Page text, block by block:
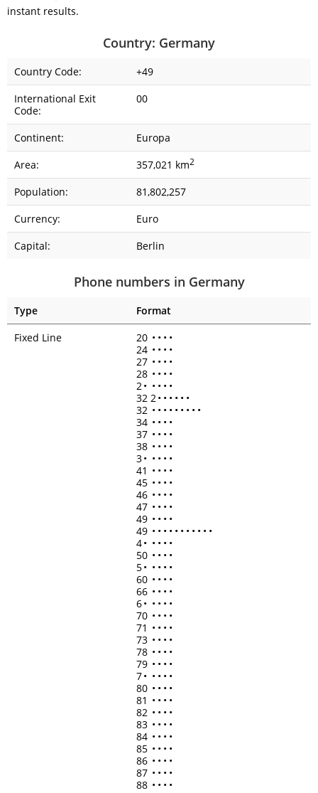
instant results.
Country: Germany
Country Code:
+49
International Exit
Code:
00
Continent:
Europa
Area:
357,021 km2
Population:
81,802,257
Currency:
Euro
Capital:
Berlin
Phone numbers in Germany
Type
Format
Fixed Line
20 • • • •
24 • • • •
27 • • • •
28 • • • •
2• • • • •
32 2• • • • • •
32 • • • • • • • • •
34 • • • •
37 • • • •
38 • • • •
3• • • • •
41 • • • •
45 • • • •
46 • • • •
47 • • • •
49 • • • •
49 • • • • • • • • • • •
4• • • • •
50 • • • •
5• • • • •
60 • • • •
66 • • • •
6• • • • •
70 • • • •
71 • • • •
73 • • • •
78 • • • •
79 • • • •
7• • • • •
80 • • • •
81 • • • •
82 • • • •
83 • • • •
84 • • • •
85 • • • •
86 • • • •
87 • • • •
88 • • • •